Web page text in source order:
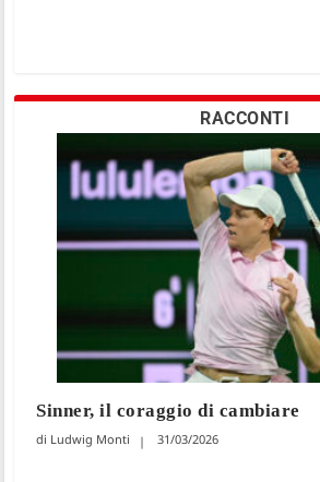
RACCONTI
Sinner, il coraggio di cambiare
Ludwig Monti 31/03/2026